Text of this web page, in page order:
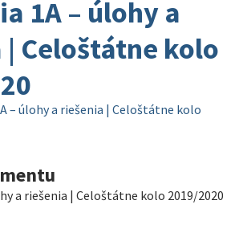
1A – úlohy a
Celoštátne kolo
– úlohy a riešenia | Celoštátne kolo
a riešenia | Celoštátne kolo 2019/2020